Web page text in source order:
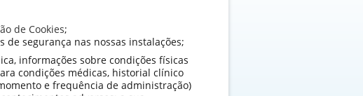
de Cookies;
de segurança nas nossas instalações;
informações sobre condições físicas
condições médicas, historial clínico
e frequência de administração)